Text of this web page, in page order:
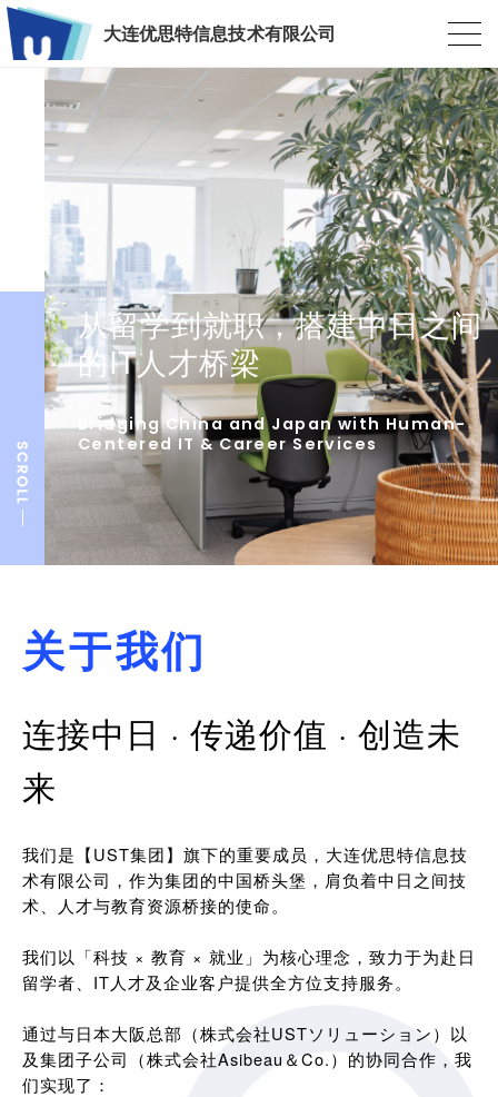
大连优思特信息技术有限公司
从留学到就职，搭建中日之间
的IT人才桥梁
Bridging China and Japan with Human-
Centered IT & Career Services
关于我们
连接中日 · 传递价值 · 创造未
来
我们是【UST集团】旗下的重要成员，大连优思特信息技
术有限公司，作为集团的中国桥头堡，肩负着中日之间技
术、人才与教育资源桥接的使命。
我们以「科技 × 教育 × 就业」为核心理念，致力于为赴日
留学者、IT人才及企业客户提供全方位支持服务。
通过与日本大阪总部（株式会社USTソリューション）以
及集团子公司（株式会社Asibeau＆Co.）的协同合作，我
们实现了：